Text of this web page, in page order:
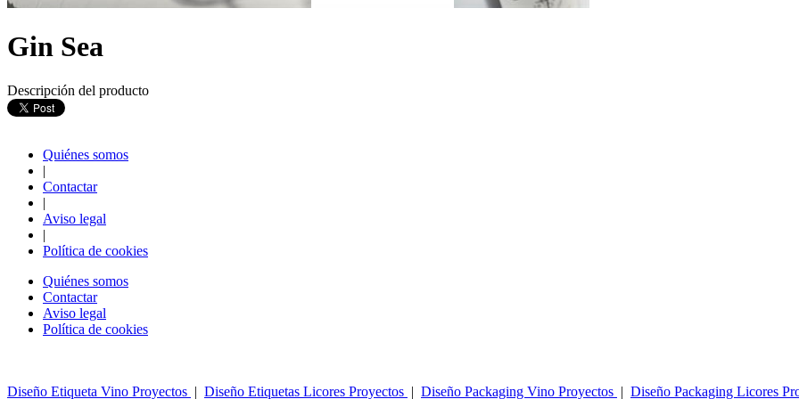
Gin Sea
Descripción del producto
Quiénes somos
|
Contactar
|
Aviso legal
|
Política de cookies
Quiénes somos
Contactar
Aviso legal
Política de cookies
Diseño Etiqueta Vino Proyectos | Diseño Etiquetas Licores Proyectos | Diseño Packaging Vino Proyectos | Diseño Packaging Licores